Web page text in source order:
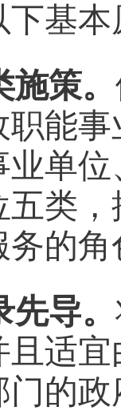
基本
策。
能
单
类
的
导。
适
的